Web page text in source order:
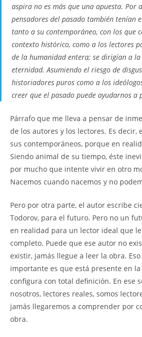
aspira no es más que una apuesta. Por
pensadores del pasado también tenían
tanto a su contemporáneo, con los que
contexto histórico, como a los lectores
de la humanidad entera; se dirigían a la
eternidad. Asumiendo el riesgo de
historiadores puros como a los
creer que el pasado puede ayudarnos a
Párrafo que me lleva a pensar de
de los autores y los lectores. Es decir,
sus contemporáneos, porque en
Siendo animal de su tiempo, éste
por mucho que intente vivir en otro
Nacemos cuando nacemos y no
Pero por otra parte, el autor escribe
Todorov, para el futuro. Pero no un
en realidad para un lector ideal que
completo. Puede que ese autor no
existir, jamás llegue a leer la obra.
importante es que está presente en
configura con total definición. En ese
nosotros, lectores reales, somos
jamás llegaremos a comprender por
obra.